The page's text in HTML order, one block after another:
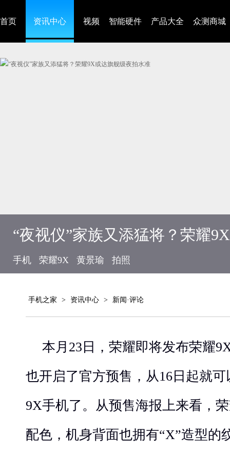
首页 资讯中心 视频 智能硬件 产品大全 众测商城
“夜视仪”家族又添猛将？荣耀
手机 荣耀9X 黄景瑜 拍照
手机之家 > 资讯中心 > 新闻·评论
本月23日，荣耀即将发布荣耀
也开启了官方预售，从16日起就
9X手机了。从预售海报上来看，
配色，机身背面也拥有“X”造型的